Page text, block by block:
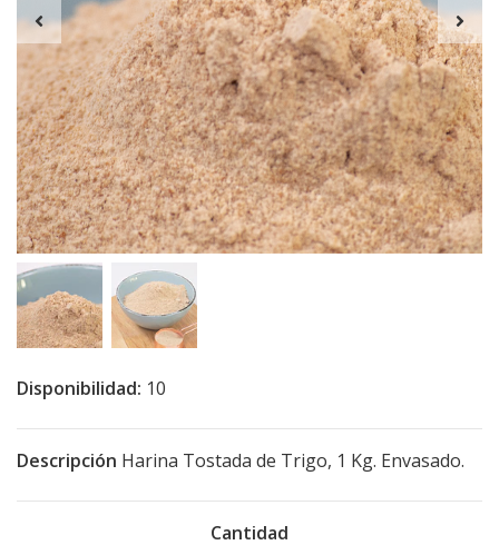
Disponibilidad: 10
Descripción Harina Tostada de Trigo, 1 Kg. Envasado.
Cantidad